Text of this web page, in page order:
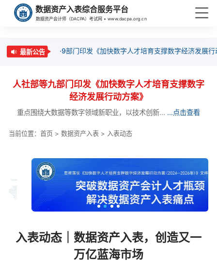
数据资产入表综合服务平台
数据资产会计师（DACPA）考试网 • www.dacpa.org.cn
最新公告 ·9部门印发《加快数字人才培育支撑数字经济发展
人社部等九部门印发《加快数字人才培育支撑数字
经济发展行动方案》
重点围绕大数据等数字领域新职业，以技术创新... ...点击查看
当前位置： 首页> 数据资产入表> 入表动态
入表动态｜数据资产入表，创造又一
万亿蓝海市场